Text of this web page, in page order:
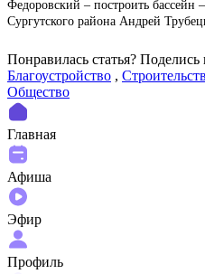
Федоровский – построить бассейн
Сургутского района Андрей
Понравилась статья? Поделиcь
Благоустройство ,
Общество
Главная
Афиша
Эфир
Профиль